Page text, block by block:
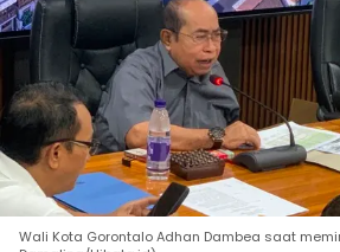
Wali Kota Gorontalo Adhan Dambea saat